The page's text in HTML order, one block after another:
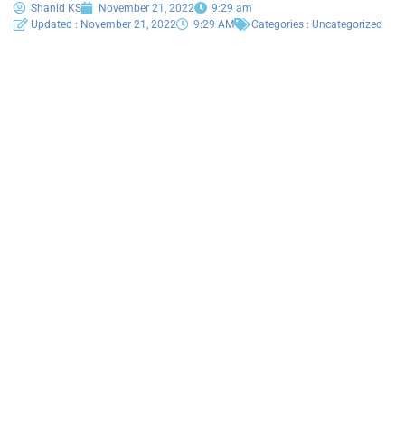
Shanid KS November 21, 2022
9:29 am
Updated : November 21, 2022
9:29 AM Categories : Uncategorized